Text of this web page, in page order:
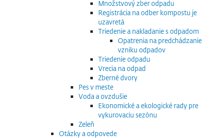
Množstvový zber odpadu
Registrácia na odber kompostu je
uzavretá
Triedenie a nakladanie s odpadom
Opatrenia na predchádzanie
vzniku odpadov
Triedenie odpadu
Vrecia na odpad
Zberné dvory
Pes v meste
Voda a ovzdušie
Ekonomické a ekologické rady pre
vykurovaciu sezónu
Zeleň
Otázky a odpovede